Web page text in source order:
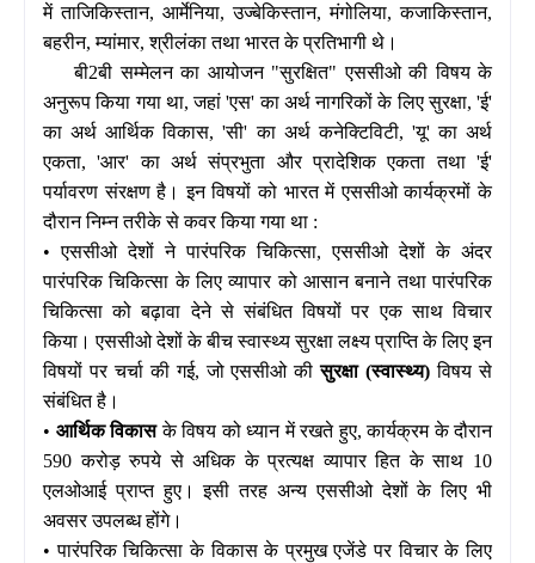
में ताजिकिस्तान, आर्मेनिया, उज्बेकिस्तान, मंगोलिया, कजाकिस्तान,
बहरीन, म्यांमार, श्रीलंका तथा भारत के प्रतिभागी थे।
बी2बी सम्मेलन का आयोजन "सुरक्षित" एससीओ की विषय के
अनुरूप किया गया था, जहां 'एस' का अर्थ नागरिकों के लिए सुरक्षा, 'ई'
का अर्थ आर्थिक विकास, 'सी' का अर्थ कनेक्टिविटी, 'यू' का अर्थ
एकता, 'आर' का अर्थ संप्रभुता और प्रादेशिक एकता तथा 'ई'
पर्यावरण संरक्षण है। इन विषयों को भारत में एससीओ कार्यक्रमों के
दौरान निम्न तरीके से कवर किया गया था :
• एससीओ देशों ने पारंपरिक चिकित्सा, एससीओ देशों के अंदर
पारंपरिक चिकित्सा के लिए व्यापार को आसान बनाने तथा पारंपरिक
चिकित्सा को बढ़ावा देने से संबंधित विषयों पर एक साथ विचार
किया। एससीओ देशों के बीच स्वास्थ्य सुरक्षा लक्ष्य प्राप्ति के लिए इन
विषयों पर चर्चा की गई, जो एससीओ कीसुरक्षा (स्वास्थ्य) विषय से
संबंधित है।
• आर्थिक विकासके विषय को ध्यान में रखते हुए, कार्यक्रम के दौरान
590 करोड़ रुपये से अधिक के प्रत्यक्ष व्यापार हित के साथ 10
एलओआई प्राप्त हुए। इसी तरह अन्य एससीओ देशों के लिए भी
अवसर उपलब्ध होंगे।
• पारंपरिक चिकित्सा के विकास के प्रमुख एजेंडे पर विचार के लिए